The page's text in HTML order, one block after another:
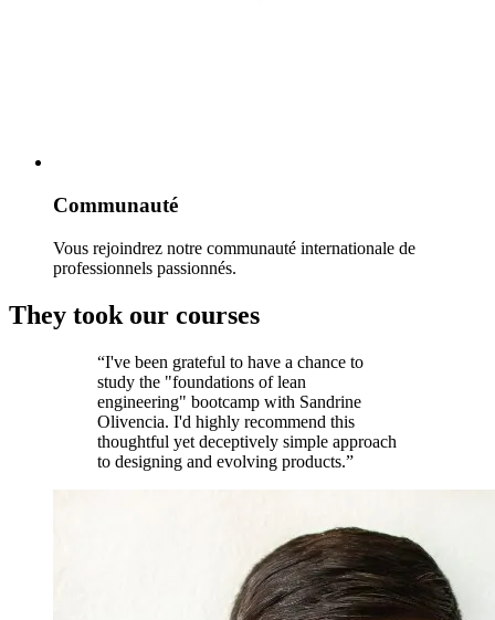
Communauté
Vous rejoindrez notre communauté internationale de
professionnels passionnés.
They took our courses
“I've been grateful to have a chance to
study the "foundations of lean
engineering" bootcamp with Sandrine
Olivencia. I'd highly recommend this
thoughtful yet deceptively simple approach
to designing and evolving products.”